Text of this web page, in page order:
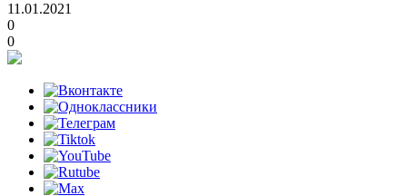
11.01.2021
0
0